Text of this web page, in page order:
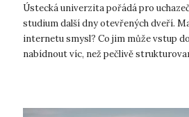
Ústecká univerzita pořádá pro
studium další dny otevřených dveří.
internetu smysl? Co jim může vstup
nabídnout víc, než pečlivě